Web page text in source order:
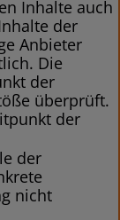
Inhalte auch
der
Anbieter
Die
der
überprüft.
der
der
nicht